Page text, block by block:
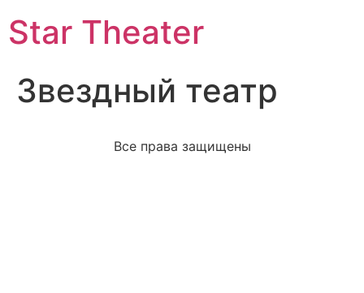
Star Theater
Звездный театр
Все права защищены